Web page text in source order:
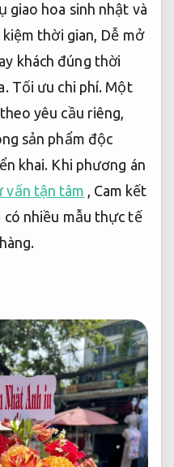
giao hoa sinh nhật và
thời gian, Dễ mở
khách đúng thời
Tối ưu chi phí. Một
yêu cầu riêng,
sản phẩm độc
khai. Khi phương án
vấn tận tâm , Cam kết
nhiều mẫu thực tế